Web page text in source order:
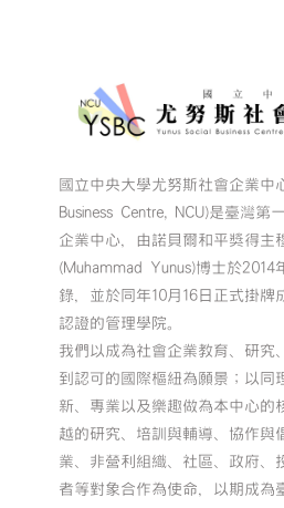
國立中央大學尤努斯社會企業中
Business Centre, NCU)是臺灣第
企業中心，由諾貝爾和平獎得
(Muhammad Yunus)博士於2014
錄，並於同年10月16日正式掛牌
認證的管理學院。
我們以成為社會企業教育、研究
到認可的國際樞紐為願景；以同
新、專業以及樂趣做為本中心的
越的研究、培訓與輔導、協作與
業、非營利組織、社區、政府、
者等對象合作為使命，以期成為